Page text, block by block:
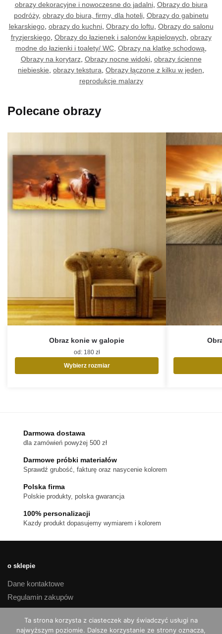
obrazy dekoracyjne i nowoczesne do jadalni, Obrazy do biura
podróży, obrazy do biura, firmy, dla hoteli, Obrazy do gabinetu
lekarskiego, obrazy do kuchni, Obrazy do loftu Obrazy do salonu
fryzjerskiego, Obrazy do łazienek i salonów kąpielowych obrazy
modne do łazienki i toalety/ WC Obrazy na klatkę schodową
Obrazy na korytarz, Obrazy nocne widoki, obrazy ścienne
niebieskie obrazy tekstura Obrazy łączone z kilku w jeden
reprodukcje malarzy
Polecane obrazy
Obraz konie w galopie
od: 180 zł
Wybierz rozmiar
wybrać
stronie
produktu
Darmowa dostawa
dla zamówień powyżej 500 zł
Darmowe próbki materiałów
Sprawdź grubość, fakturę oraz nasycenie kolorem
Polska firma
Polskie produkty, polska gwarancja
100% personalizacji
Kazdy produkt dopasujemy wymiarem i kolorem
o sklepie
Dane kontaktowe
Regulamin zakupów
Polityka prywatności
Czas realizacji i koszty dostawy
Ta strona korzysta z ciasteczek aby świadczyć usługi na
najwyższym poziomie. Dalsze korzystanie ze strony oznacza,